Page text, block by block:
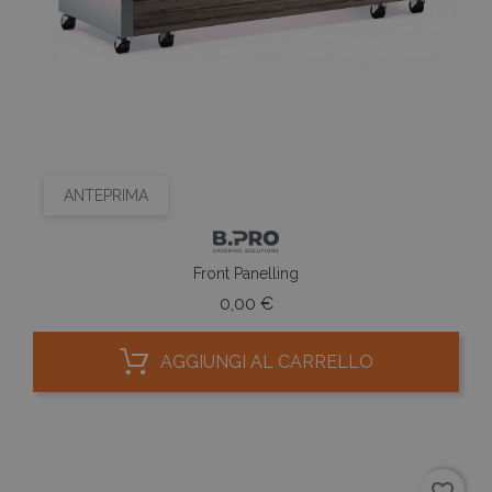
ANTEPRIMA
Front Panelling
0,00 €Prezzo
AGGIUNGI AL CARRELLO